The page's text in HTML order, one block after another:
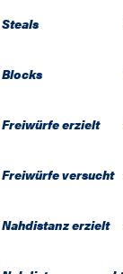
Steals
Blocks
Freiwürfe erzielt
Freiwürfe versucht
Nahdistanz erzielt